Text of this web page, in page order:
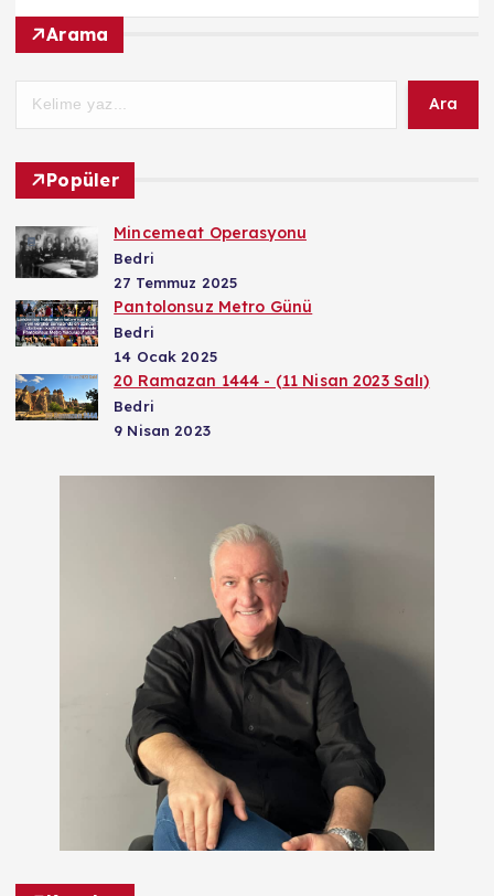
Arama
Ara
Popüler
Mincemeat Operasyonu
Bedri
27 Temmuz 2025
Pantolonsuz Metro Günü
Bedri
14 Ocak 2025
20 Ramazan 1444 - (11 Nisan 2023 Salı)
Bedri
9 Nisan 2023